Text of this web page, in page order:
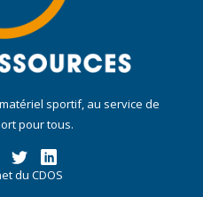
sportif, au service de
pour tous.
du CDOS